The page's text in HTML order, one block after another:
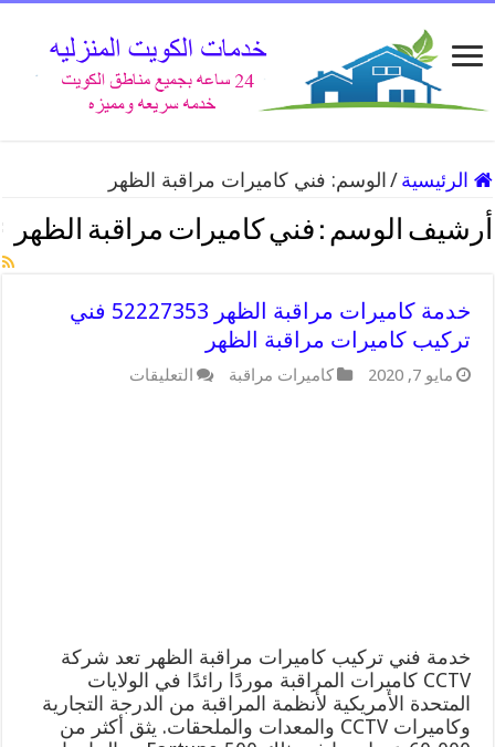
الرئيسية / الوسم: فني كاميرات مراقبة الظهر
أرشيف الوسم : فني كاميرات مراقبة الظهر
خدمة كاميرات مراقبة الظهر 52227353 فني
تركيب كاميرات مراقبة الظهر
مايو 7, 2020 كاميرات مراقبة التعليقات
خدمة فني تركيب كاميرات مراقبة الظهر تعد شركة
CCTV كاميرات المراقبة موردًا رائدًا في الولايات
المتحدة الأمريكية لأنظمة المراقبة من الدرجة التجارية
وكاميرات CCTV والمعدات والملحقات. يثق أكثر من